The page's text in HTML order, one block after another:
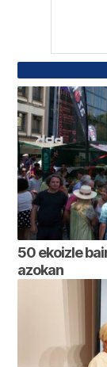
50 ekoizle
azokan